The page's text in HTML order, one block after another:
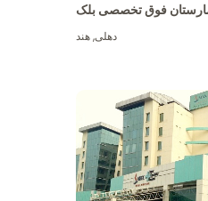
فوق تخصصی بلک
دهلی,هند